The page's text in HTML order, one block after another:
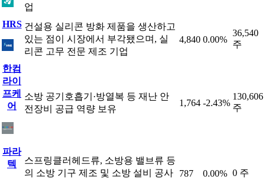
업
HRS 건설용 실리콘 방화 제품을 생산하고
있는 점이 시장에서 부각됐으며, 실
리콘 고무 전문 제조 기업
4,840 0.00%
36,540
주
한컴
라이
프케
어
소방 공기호흡기·방열복 등 재난 안
전장비 공급 역량 보유
1,764 -2.43%
130,606
주
파라
텍
스프링클러헤드류, 소방용 밸브류 등
의 소방 기구 제조 및 소방 설비 공사
787 0.00% 0 주